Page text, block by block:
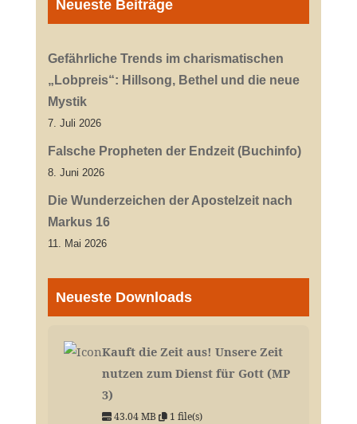
Neueste Beiträge
Gefährliche Trends im charismatischen
„Lobpreis“: Hillsong, Bethel und die neue
Mystik
7. Juli 2026
Falsche Propheten der Endzeit (Buchinfo)
8. Juni 2026
Die Wunderzeichen der Apostelzeit nach
Markus 16
11. Mai 2026
Neueste Downloads
Kauft die Zeit aus! Unsere Zeit
nutzen zum Dienst für Gott (MP
3)
43.04 MB 1 file(s)